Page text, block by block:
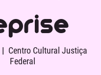
|
Centro Cultural Justiça
Federal